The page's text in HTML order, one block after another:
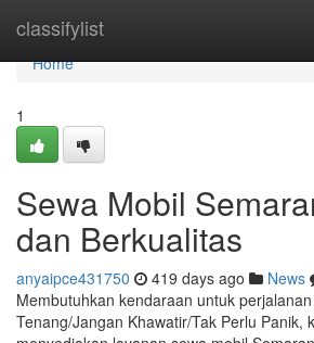
classifylist
Home
Home
1
Sewa Mobil
dan Berkualitas
anyaipce431750 419 days ago News
Membutuhkan kendaraan untuk
Tenang/Jangan Khawatir/Tak Perlu Panik,